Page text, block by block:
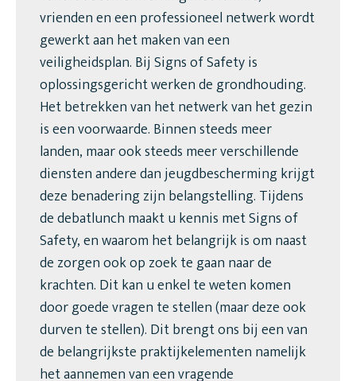
vrienden en een professioneel netwerk wordt
gewerkt aan het maken van een
veiligheidsplan. Bij Signs of Safety is
oplossingsgericht werken de grondhouding.
Het betrekken van het netwerk van het gezin
is een voorwaarde. Binnen steeds meer
landen, maar ook steeds meer verschillende
diensten andere dan jeugdbescherming krijgt
deze benadering zijn belangstelling. Tijdens
de debatlunch maakt u kennis met Signs of
Safety, en waarom het belangrijk is om naast
de zorgen ook op zoek te gaan naar de
krachten. Dit kan u enkel te weten komen
door goede vragen te stellen (maar deze ook
durven te stellen). Dit brengt ons bij een van
de belangrijkste praktijkelementen namelijk
het aannemen van een vragende